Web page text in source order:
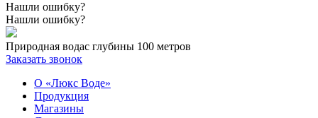
Нашли ошибку?
Нашли ошибку?
Природная водас глубины 100 метров
Заказать звонок
О «Люкс Воде»
Продукция
Магазины